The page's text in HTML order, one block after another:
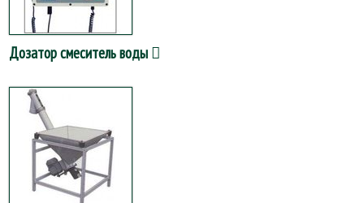
Дозатор смеситель воды